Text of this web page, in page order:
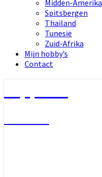
Midden-Amerika
Spitsbergen
Thailand
Tunesië
Zuid-Afrika
Mijn hobby’s
Contact